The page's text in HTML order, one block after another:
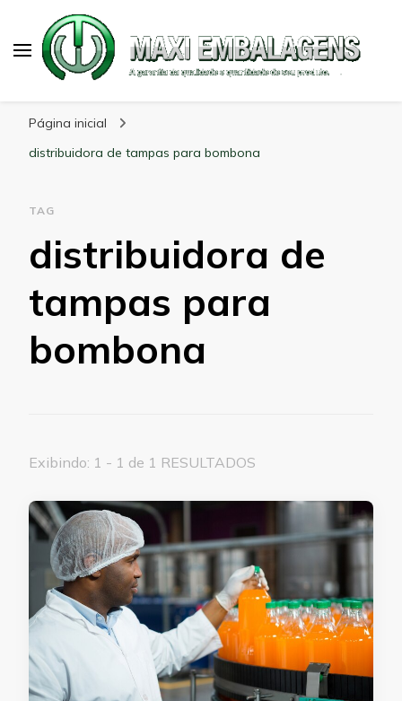
Página inicial
distribuidora de tampas para bombona
TAG
distribuidora de
tampas para
bombona
Exibindo: 1 - 1 de 1 RESULTADOS